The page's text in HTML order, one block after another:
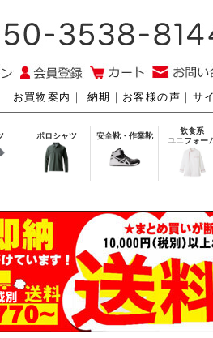
｜ お買物案内 ｜ 納期 ｜ お客様の声 ｜ サ
ポロシャツ 安全靴・作業靴
飲食系
ユニフォー